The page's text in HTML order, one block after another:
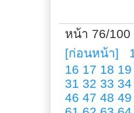
หน้า 76/100
[ก่อนหน้า]
16 17 18 19
31 32 33 34
46 47 48 49